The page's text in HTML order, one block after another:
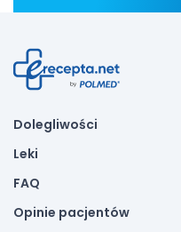
Dolegliwości
Leki
FAQ
Opinie pacjentów